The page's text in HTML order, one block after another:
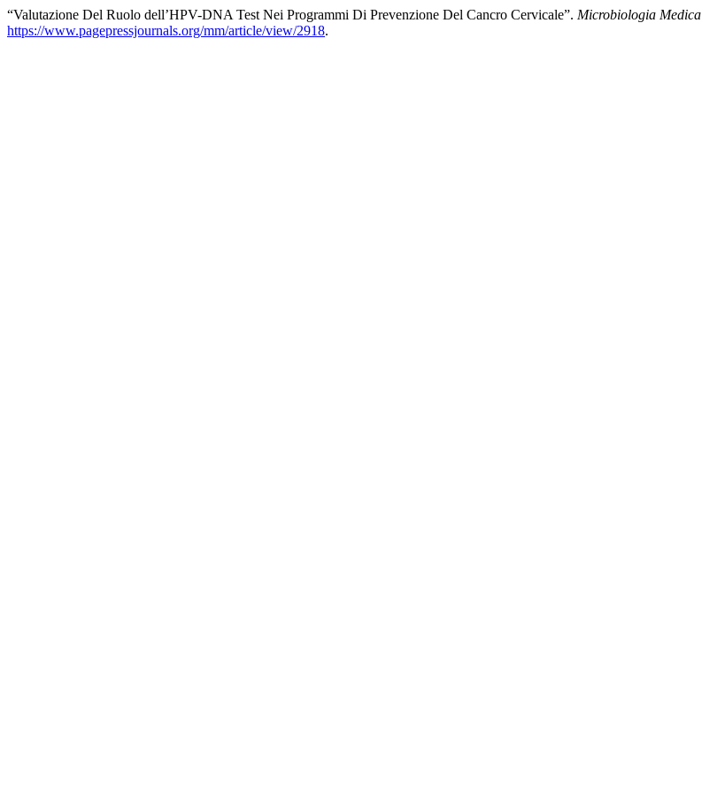
“Valutazione Del Ruolo dell’HPV-DNA Test Nei Programmi Di Prevenzione Del Cancro Cervicale”. Microbiologia Medica
https://www.pagepressjournals.org/mm/article/view/2918.